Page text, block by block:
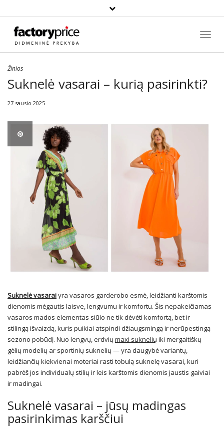
Paieška
Žinios
Suknelė vasarai – kurią pasirinkti?
27 sausio 2025
Suknelė vasaraiyra vasaros garderobo esmė, leidžianti karštomis
dienomis mėgautis laisve, lengvumu ir komfortu. Šis nepakeičiamas
vasaros mados elementas siūlo ne tik dėvėti komfortą, bet ir
stilingą išvaizdą, kuris puikiai atspindi džiaugsmingą ir nerūpestingą
sezono pobūdį. Nuo lengvų, erdvių maxi suknelių iki mergaitiškų
gėlių modelių ar sportinių suknelių — yra daugybė variantų,
leidžiančių kiekvienai moteriai rasti tobulą suknelę vasarai, kuri
pabrėš jos individualų stilių ir leis karštomis dienomis jaustis gaiviai
ir madingai.
Suknelė vasarai – jūsų madingas
pasirinkimas karščiui